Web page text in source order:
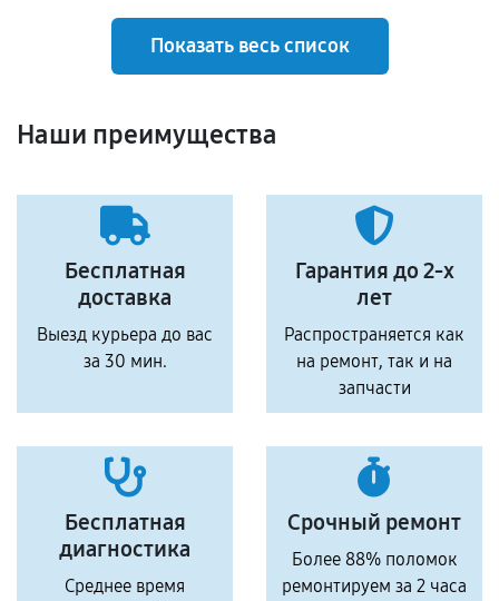
Показать весь список
Наши преимущества
Бесплатная
доставка
Выезд курьера до вас
за 30 мин.
Гарантия до 2-х
лет
Распространяется как
на ремонт, так и на
запчасти
Бесплатная
диагностика
Среднее время
Срочный ремонт
Более 88% поломок
ремонтируем за 2 часа